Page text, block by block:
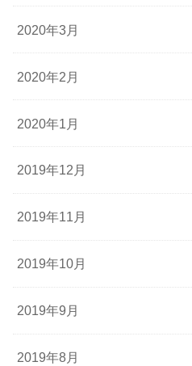
2020年3月
2020年2月
2020年1月
2019年12月
2019年11月
2019年10月
2019年9月
2019年8月